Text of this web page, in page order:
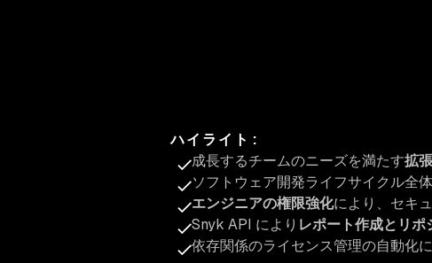
ハイライト :
成長するチームのニーズを満たす拡
ソフトウェア開発ライフサイクル全
エンジニアの権限強化により、セキ
Snyk API により レポート作成とリ
依存関係のライセンス管理の自動化